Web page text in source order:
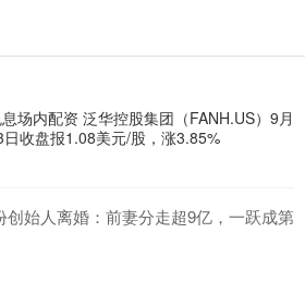
场内配资 泛华控股集团（FANH.US）9月
日收盘报1.08美元/股，涨3.85%
始人离婚：前妻分走超9亿，一跃成第